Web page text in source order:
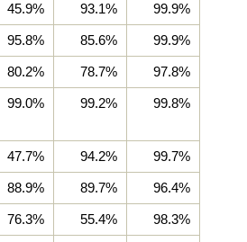
45.9% 93.1% 99.9%
95.8% 85.6% 99.9%
80.2% 78.7% 97.8%
99.0% 99.2% 99.8%
47.7% 94.2% 99.7%
88.9% 89.7% 96.4%
76.3% 55.4% 98.3%